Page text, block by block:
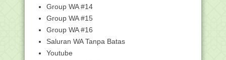
Unduh Modul PPG Guru Madrasah
Fikih
Unduh Modul PPG Guru Raudhatul
Athfal (RA)
Unduh Modul PPG Guru Madrasah
Group WA #14
Group WA #15
Group WA #16
Saluran WA Tanpa Batas
Youtube